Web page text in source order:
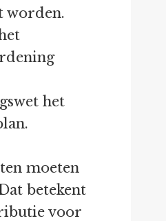
worden.
het
moeten
betekent
voor